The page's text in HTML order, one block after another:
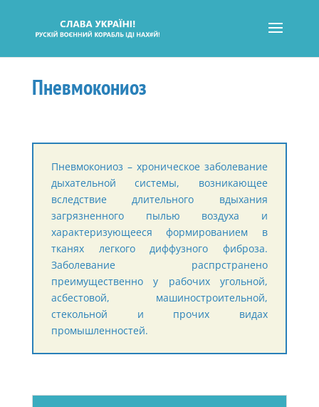
Пневмокониоз
Пневмокониоз – хроническое заболевание
дыхательной системы, возникающее
вследствие длительного вдыхания
загрязненного пылью воздуха и
характеризующееся формированием в
тканях легкого диффузного фиброза.
Заболевание распрстранено
преимущественно у рабочих угольной,
асбестовой, машиностроительной,
стекольной и прочих видах
промышленностей.